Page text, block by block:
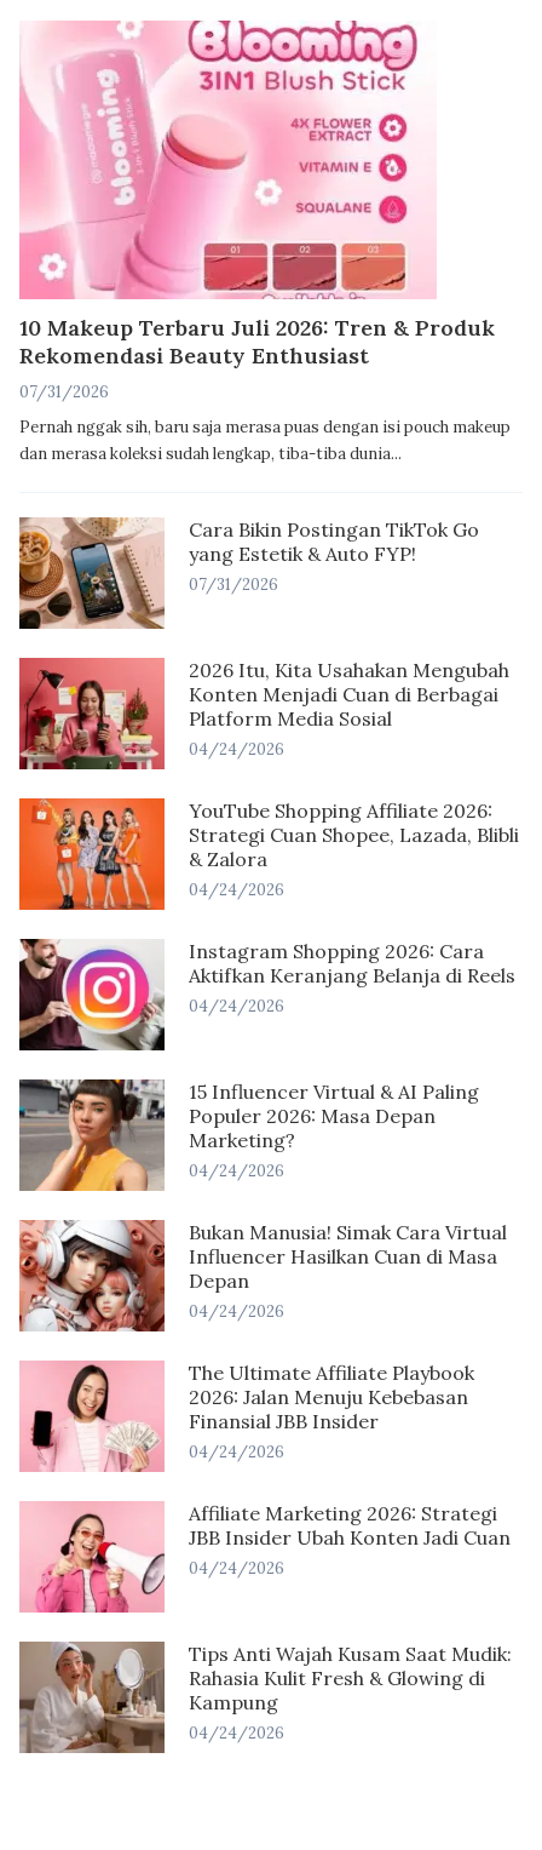
10 Makeup Terbaru Juli 2026: Tren & Produk
Rekomendasi Beauty Enthusiast
07/31/2026
Pernah nggak sih, baru saja merasa puas dengan isi pouch makeup
dan merasa koleksi sudah lengkap, tiba-tiba dunia...
Cara Bikin Postingan TikTok Go
yang Estetik & Auto FYP!
07/31/2026
2026 Itu, Kita Usahakan Mengubah
Konten Menjadi Cuan di Berbagai
Platform Media Sosial
04/24/2026
YouTube Shopping Affiliate 2026:
Strategi Cuan Shopee, Lazada, Blibli
& Zalora
04/24/2026
Instagram Shopping 2026: Cara
Aktifkan Keranjang Belanja di Reels
04/24/2026
15 Influencer Virtual & AI Paling
Populer 2026: Masa Depan
Marketing?
04/24/2026
Bukan Manusia! Simak Cara Virtual
Influencer Hasilkan Cuan di Masa
Depan
04/24/2026
The Ultimate Affiliate Playbook
2026: Jalan Menuju Kebebasan
Finansial JBB Insider
04/24/2026
Affiliate Marketing 2026: Strategi
JBB Insider Ubah Konten Jadi Cuan
04/24/2026
Tips Anti Wajah Kusam Saat Mudik:
Rahasia Kulit Fresh & Glowing di
Kampung
04/24/2026